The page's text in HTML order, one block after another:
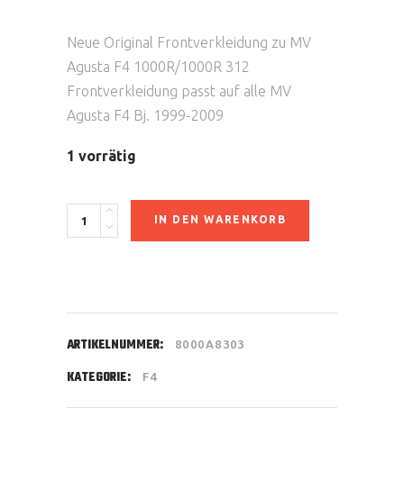
CHF1,015.00CHF669.00.
Neue Original Frontverkleidung zu MV
Agusta F4 1000R/1000R 312
Frontverkleidung passt auf alle MV
Agusta F4 Bj. 1999-2009
1 vorrätig
Frontverkleidung
quantity
IN DEN WARENKORB
ARTIKELNUMMER: 8000A8303
KATEGORIE: F4